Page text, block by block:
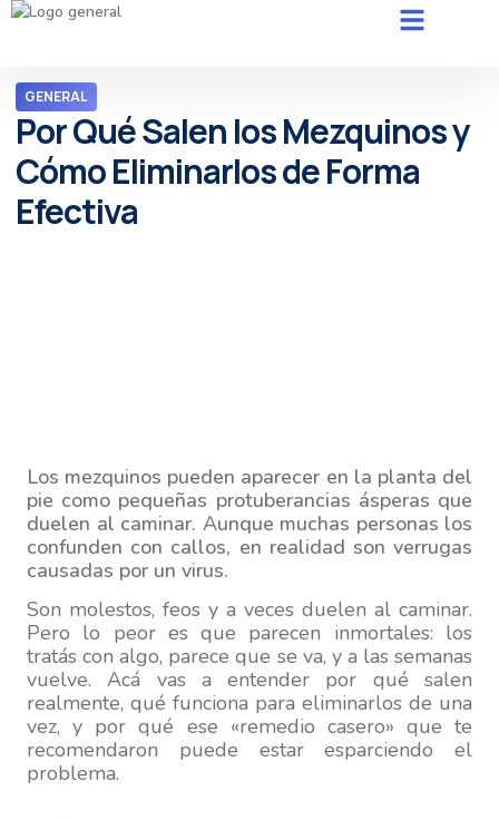
GENERAL
Por Qué Salen los Mezquinos y
Cómo Eliminarlos de Forma
Efectiva
Los mezquinos pueden aparecer en la planta del
pie como pequeñas protuberancias ásperas que
duelen al caminar. Aunque muchas personas los
confunden con callos, en realidad son verrugas
causadas por un virus.
Son molestos, feos y a veces duelen al caminar.
Pero lo peor es que parecen inmortales: los
tratás con algo, parece que se va, y a las semanas
vuelve. Acá vas a entender por qué salen
realmente, qué funciona para eliminarlos de una
vez, y por qué ese «remedio casero» que te
recomendaron puede estar esparciendo el
problema.